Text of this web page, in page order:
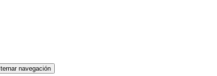
navegación